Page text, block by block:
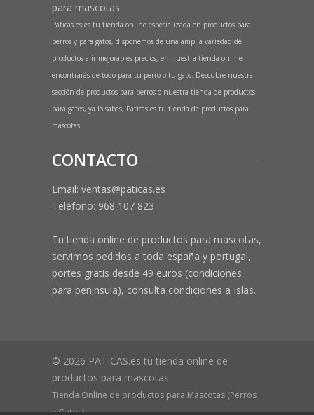
para mascotas
Paticas.es es tu tienda online especializada en productos para
perros y para gatos, disponemos de una amplia variedad de
productos a inmejorables precios, en nuestra tienda online
encontrarás de todo para tu perro o tu gato. Descubre nuestra
sección de productos para perros o nuestra tienda de productos
para gatos, ya lo sabes, Paticas es tu tienda de productos para
mascotas.
CONTACTO
Email: ventas@paticas.es
Teléfono: 968 107 823
Tu tienda online de productos para mascotas,
servimos pedidos a toda españa y portugal,
portes gratis desde 49 euros (condiciones
para peninsula), consulta condiciones a Islas.
© 2026 PATICAS.es tu tienda online de
productos para mascotas
Tienda Online de productos para Mascotas (Perros
y Gatos)